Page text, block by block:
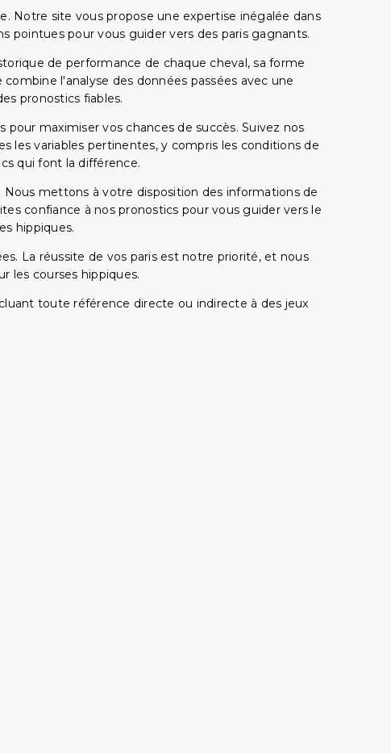
Notre site vous propose une expertise inégalée dans
pointues pour vous guider vers des paris gagnants.
de performance de chaque cheval, sa forme
l'analyse des données passées avec une
pronostics fiables.
maximiser vos chances de succès. Suivez nos
les variables pertinentes, y compris les conditions de
qui font la différence.
mettons à votre disposition des informations de
confiance à nos pronostics pour vous guider vers le
hippiques.
La réussite de vos paris est notre priorité, et nous
les courses hippiques.
toute référence directe ou indirecte à des jeux